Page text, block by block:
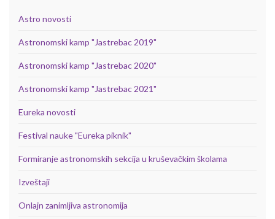
Astro novosti
Astronomski kamp "Jastrebac 2019"
Astronomski kamp "Jastrebac 2020"
Astronomski kamp "Jastrebac 2021"
Eureka novosti
Festival nauke "Eureka piknik"
Formiranje astronomskih sekcija u kruševačkim školama
Izveštaji
Onlajn zanimljiva astronomija